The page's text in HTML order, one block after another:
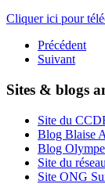
Cliquer ici pour
Précédent
Suivant
Sites & blogs
Site du
Blog Blaise
Blog
Site du
Site ONG